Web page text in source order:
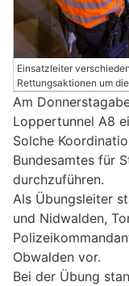
Einsatzleiter
Rettungsaktionen um
Am
Loppertunnel A8
Solche
Bundesamtes für
durchzuführen.
Als Übungsleiter
und Nidwalden,
Obwalden vor.
Bei der Übung